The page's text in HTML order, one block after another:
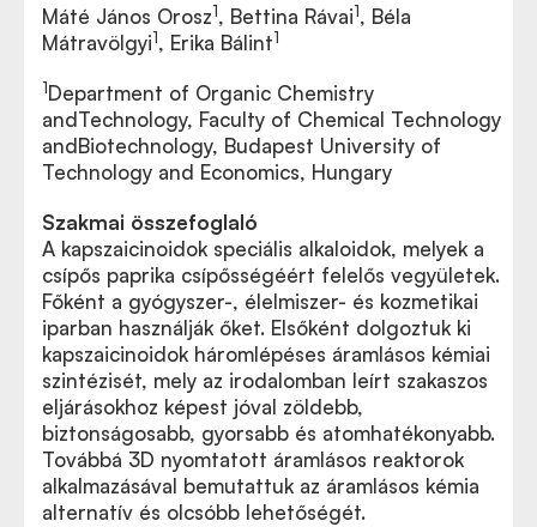
Máté János Orosz1, Bettina Rávai1, Béla
Mátravölgyi1, Erika Bálint1
1Department of Organic Chemistry
andTechnology, Faculty of Chemical Technology
andBiotechnology, Budapest University of
Technology and Economics, Hungary
Szakmai összefoglaló
A kapszaicinoidok speciális alkaloidok, melyek a
csípős paprika csípősségéért felelős vegyületek.
Főként a gyógyszer-, élelmiszer- és kozmetikai
iparban használják őket. Elsőként dolgoztuk ki
kapszaicinoidok háromlépéses áramlásos kémiai
szintézisét, mely az irodalomban leírt szakaszos
eljárásokhoz képest jóval zöldebb,
biztonságosabb, gyorsabb és atomhatékonyabb.
Továbbá 3D nyomtatott áramlásos reaktorok
alkalmazásával bemutattuk az áramlásos kémia
alternatív és olcsóbb lehetőségét.